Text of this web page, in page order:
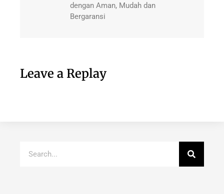
dengan Aman, Mudah dan
Bergaransi
Leave a Replay